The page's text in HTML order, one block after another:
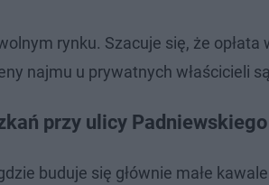
rynku. Szacuje się, że opłata
najmu u prywatnych właścicieli
przy ulicy Padniewskiego
buduje się głównie małe